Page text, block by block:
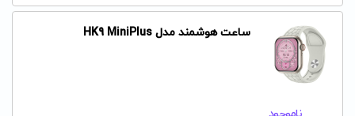
ساعت هوشمند مدل HK9 MiniPlus